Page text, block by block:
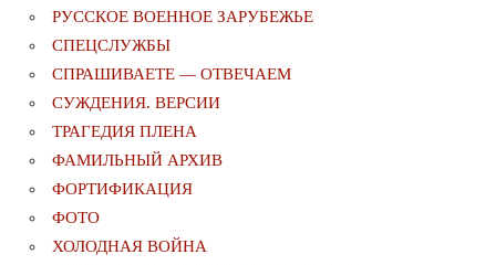
РУССКОЕ ВОЕННОЕ ЗАРУБЕЖЬЕ
СПЕЦСЛУЖБЫ
СПРАШИВАЕТЕ — ОТВЕЧАЕМ
СУЖДЕНИЯ. ВЕРСИИ
ТРАГЕДИЯ ПЛЕНА
ФАМИЛЬНЫЙ АРХИВ
ФОРТИФИКАЦИЯ
ФОТО
ХОЛОДНАЯ ВОЙНА